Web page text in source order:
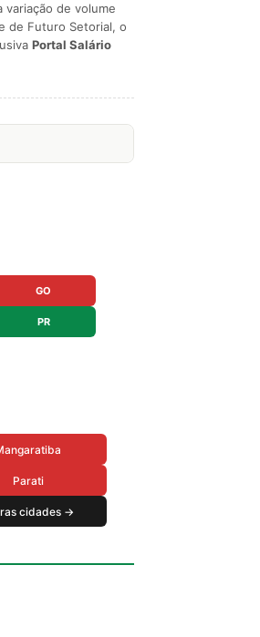
variação de volume
de Futuro Setorial, o
Portal Salário
GO
PR
Parati
cidades →